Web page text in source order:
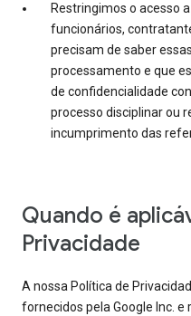
Restringimos o acesso
funcionários,
precisam de saber
processamento e que
de confidencialidade
processo disciplinar ou
incumprimento das
Quando é
Privacidade
A nossa Política de
fornecidos pela Google Inc.